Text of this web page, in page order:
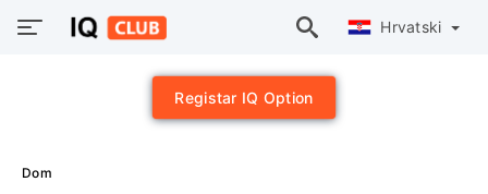
Hrvatski
Registar IQ Option
Dom